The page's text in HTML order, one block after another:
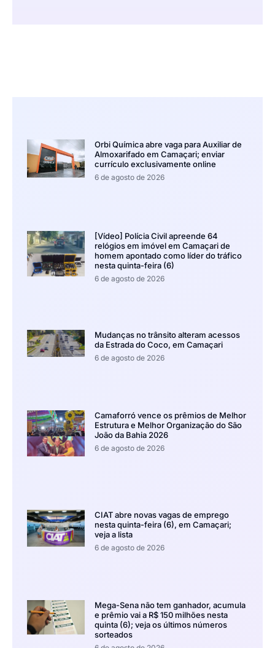
Orbi Química abre vaga para Auxiliar de
Almoxarifado em Camaçari; enviar
currículo exclusivamente online
6 de agosto de 2026
[Vídeo] Polícia Civil apreende 64
relógios em imóvel em Camaçari de
homem apontado como líder do tráfico
nesta quinta-feira (6)
6 de agosto de 2026
Mudanças no trânsito alteram acessos
da Estrada do Coco, em Camaçari
6 de agosto de 2026
Camaforró vence os prêmios de Melhor
Estrutura e Melhor Organização do São
João da Bahia 2026
6 de agosto de 2026
CIAT abre novas vagas de emprego
nesta quinta-feira (6), em Camaçari;
veja a lista
6 de agosto de 2026
Mega-Sena não tem ganhador, acumula
e prêmio vai a R$ 150 milhões nesta
quinta (6); veja os últimos números
sorteados